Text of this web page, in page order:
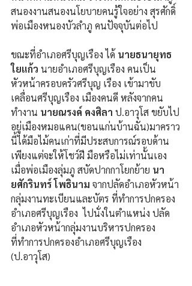
สนองงานสนองนโยบายคนรู้ใจอย่าง สุรศักดิ์
พ่อเมืองหนองบัวลำภู คนปัจจุบันต่อไป
ขณะที่อำเภอศรีบุญเรือง ได้ นายธนายุทธ
ใยแก้ว นายอำเภอศรีบุญเรือง คนเป็น
หัวหน้าครอบครัวศรีบุญ เรือง เข้ามาขับ
เคลื่อนศรีบุญเรือง เมืองคนดี หลังจากคน
ทำงาน นายณรงค์ คงศิลา ป.อาวุโส ขยับไป
อยู่เมืองหมอแคน(ขอนแก่นบ้านฉัน)มาคราว
นี้ได้มือไม้คนเก่าที่มีประสบการณ์รอบด้าน
เพียงแต่จะให้โชว์ฝี มือหรือไม่เท่านั้นเอง
เมื่อพ่อเมืองลุ่มภู สบัดปากกาโยกย้าย นา
ยศักรินทร์ โพธินาม จากปลัดอำเภอหัวหน้า
กลุ่มงานทะเบียนและบัตร ที่ทำการปกครอง
อำเภอศรีบุญเรือง  ไปนั่งในตำแหน่ง ปลัด
อำเภอหัวหน้ากลุ่มงานบริหารปกครอง
ที่ทำการปกครองอำเภอศรีบุญเรือง
(ป.อาวุโส)